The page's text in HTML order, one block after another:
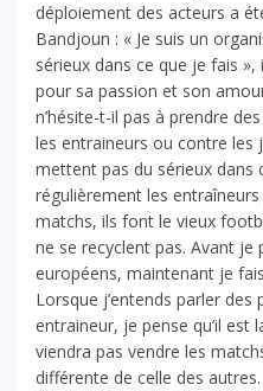
déploiement des acteurs a
Bandjoun : « Je suis un
sérieux dans ce que je fais »,
pour sa passion et son
n’hésite-t-il pas à prendre
les entraineurs ou contre les
mettent pas du sérieux dans
régulièrement les entraîneurs
matchs, ils font le vieux
ne se recyclent pas. Avant je
européens, maintenant je
Lorsque j’entends parler
entraineur, je pense qu’il est
viendra pas vendre les
différente de celle des